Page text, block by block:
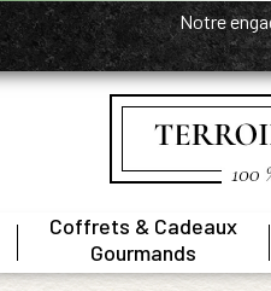
Notre
Coffrets & Cadeaux
Gourmands